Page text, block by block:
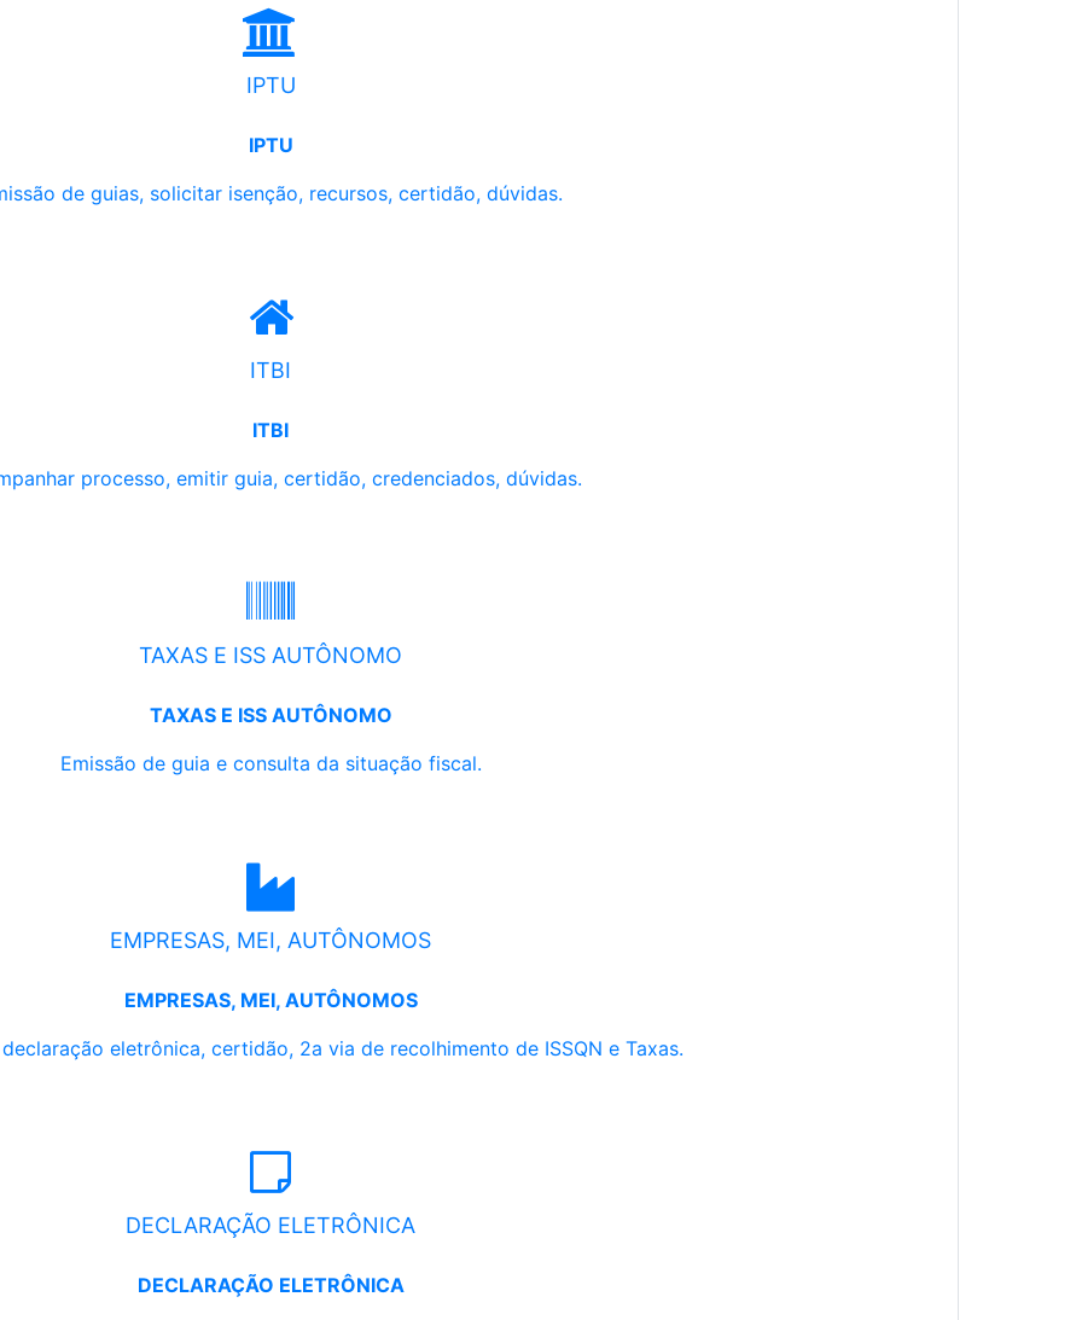
IPTU
IPTU
de guias, solicitar isenção, recursos, certidão, dúvidas.
ITBI
ITBI
processo, emitir guia, certidão, credenciados, dúvidas.
TAXAS E ISS AUTÔNOMO
TAXAS E ISS AUTÔNOMO
Emissão de guia e consulta da situação fiscal.
EMPRESAS, MEI, AUTÔNOMOS
EMPRESAS, MEI, AUTÔNOMOS
eletrônica, certidão, 2a via de recolhimento de ISSQN e Taxas.
DECLARAÇÃO ELETRÔNICA
DECLARAÇÃO ELETRÔNICA